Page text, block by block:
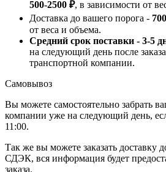
500-2500 ₽, в зависимости от
Доставка до вашего порога -
от веса и объема.
Средний срок поставки - 3-5
на следующий день после
транспортной компании.
Самовывоз
Вы можете самостоятельно забрать
компании уже на следующий день,
11:00.
Так же вы можете заказать доставку
СДЭК, вся информация будет
заказа.